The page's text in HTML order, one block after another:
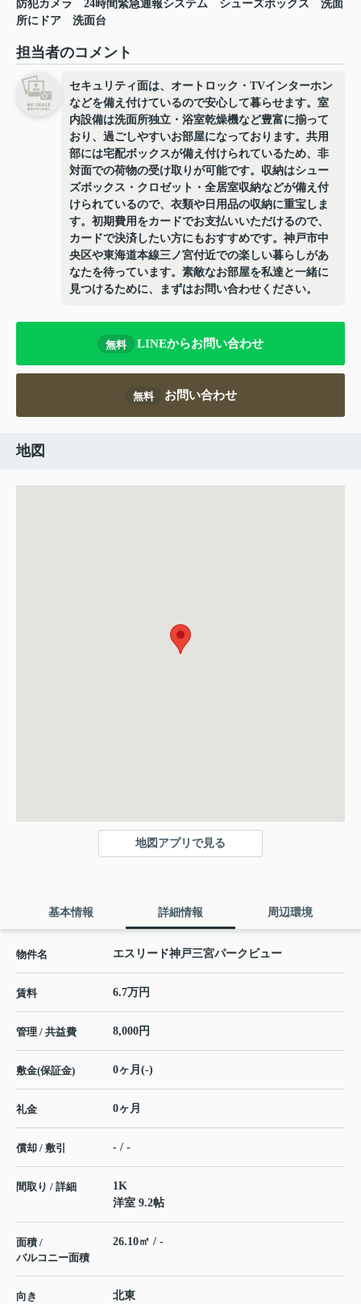
防犯カメラ 24時間緊急通報システム シューズボックス
洗面
所にドア
洗面台
担当者のコメント
セキュリティ面は、オートロック・TVインターホン
などを備え付けているので安心して暮らせます。室
内設備は洗面所独立・浴室乾燥機など豊富に揃って
おり、過ごしやすいお部屋になっております。共用
部には宅配ボックスが備え付けられているため、非
対面での荷物の受け取りが可能です。収納はシュー
ズボックス・クロゼット・全居室収納などが備え付
けられているので、衣類や日用品の収納に重宝しま
す。初期費用をカードでお支払いいただけるので、
カードで決済したい方にもおすすめです。神戸市中
央区や東海道本線三ノ宮付近での楽しい暮らしがあ
なたを待っています。素敵なお部屋を私達と一緒に
見つけるために、まずはお問い合わせください。
無料 LINEからお問い合わせ
無料 お問い合わせ
地図
地図アプリで見る
基本情報 詳細情報 周辺環境
物件名 エスリード神戸三宮パークビュー
賃料 6.7万円
管理 / 共益費 8,000円
敷金(保証金) 0ヶ月(-)
礼金 0ヶ月
償却 / 敷引 - / -
間取り / 詳細
1K
洋室 9.2帖
面積 /
バルコニー面積
26.10㎡ / -
向き 北東